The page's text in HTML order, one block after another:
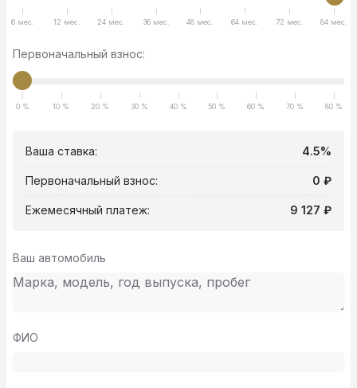
6 мес. 12 мес. 24 мес. 36 мес. 48 мес. 64 мес. 72 мес. 84 мес.
Первоначальный взнос:
0 % 10 % 20 % 30 % 40 % 50 % 60 % 70 % 80 %
Ваша ставка: 4.5%
Первоначальный взнос: 0 ₽
Ежемесячный платеж: 9 127 ₽
Ваш автомобиль
ФИО